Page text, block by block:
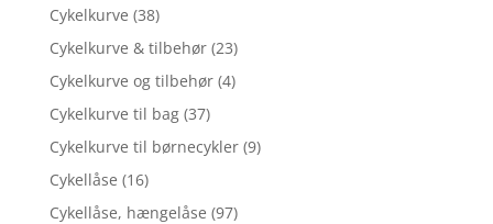
Cykelkurve (38)
Cykelkurve & tilbehør (23)
Cykelkurve og tilbehør (4)
Cykelkurve til bag (37)
Cykelkurve til børnecykler (9)
Cykellåse (16)
Cykellåse, hængelåse (97)